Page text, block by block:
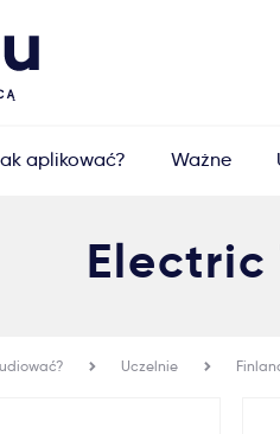
aplikować? Ważne
Electric
Uczelnie